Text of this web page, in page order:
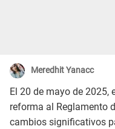
Meredhit Yanacc
El 20 de mayo de 2025,
reforma al Reglamento
cambios significativos